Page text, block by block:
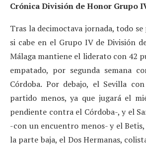
Crónica División de Honor Grupo
Tras la decimoctava jornada, todo se
si cabe en el Grupo IV de División
Málaga mantiene el liderato con 42
empatado, por segunda semana
Córdoba. Por debajo, el Sevilla
partido menos, ya que jugará el
pendiente contra el Córdoba-, y el
-con un encuentro menos- y el
la parte baja, el Dos Hermanas,